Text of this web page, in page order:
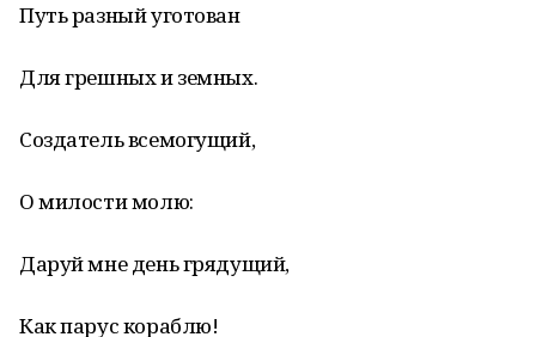
Путь разный уготован
Для грешных и земных.
Создатель всемогущий,
О милости молю:
Даруй мне день грядущий,
Как парус кораблю!